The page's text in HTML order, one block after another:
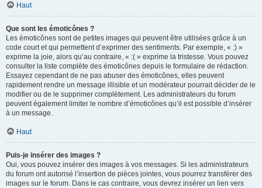
Haut
Que sont les émoticônes ?
Les émoticônes sont de petites images qui peuvent être utilisées grâce à un
code court et qui permettent d’exprimer des sentiments. Par exemple, « :) »
exprime la joie, alors qu’au contraire, « :( » exprime la tristesse. Vous pouvez
consulter la liste complète des émoticônes depuis le formulaire de rédaction.
Essayez cependant de ne pas abuser des émoticônes, elles peuvent
rapidement rendre un message illisible et un modérateur pourrait décider de le
modifier ou de le supprimer complètement. Les administrateurs du forum
peuvent également limiter le nombre d’émoticônes qu’il est possible d’insérer
à un message.
Haut
Puis-je insérer des images ?
Oui, vous pouvez insérer des images à vos messages. Si les administrateurs
du forum ont autorisé l’insertion de pièces jointes, vous pourrez transférer des
images sur le forum. Dans le cas contraire, vous devrez insérer un lien vers